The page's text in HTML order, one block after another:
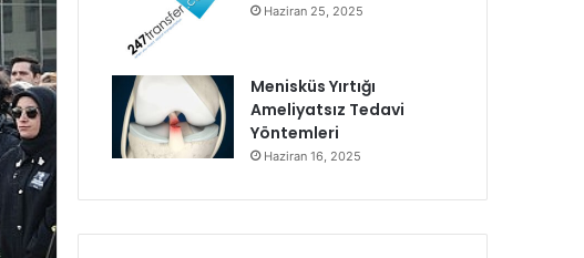
Haziran 25, 2025
Menisküs Yırtığı
Ameliyatsız Tedavi
Yöntemleri
Haziran 16, 2025